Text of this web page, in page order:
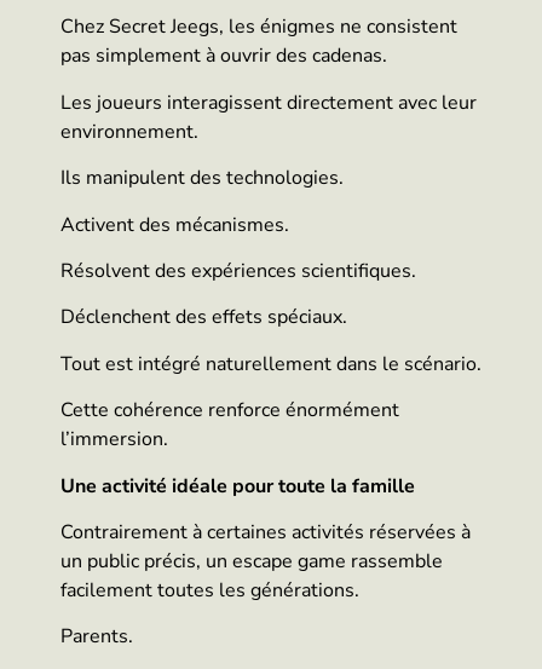
Chez Secret Jeegs, les énigmes ne consistent
pas simplement à ouvrir des cadenas.
Les joueurs interagissent directement avec leur
environnement.
Ils manipulent des technologies.
Activent des mécanismes.
Résolvent des expériences scientifiques.
Déclenchent des effets spéciaux.
Tout est intégré naturellement dans le scénario.
Cette cohérence renforce énormément
l’immersion.
Une activité idéale pour toute la famille
Contrairement à certaines activités réservées à
un public précis, un escape game rassemble
facilement toutes les générations.
Parents.